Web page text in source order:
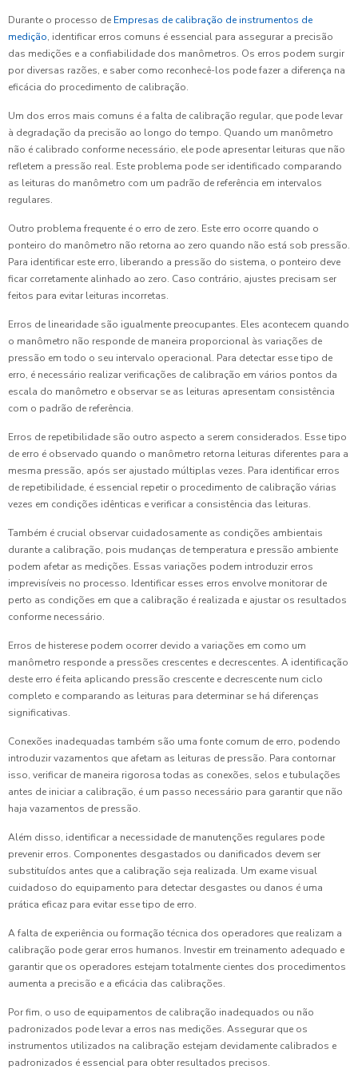
Durante o processo de Empresas de calibração de instrumentos de
medição, identificar erros comuns é essencial para assegurar a precisão
das medições e a confiabilidade dos manômetros. Os erros podem surgir
por diversas razões, e saber como reconhecê-los pode fazer a diferença na
eficácia do procedimento de calibração.
Um dos erros mais comuns é a falta de calibração regular, que pode levar
à degradação da precisão ao longo do tempo. Quando um manômetro
não é calibrado conforme necessário, ele pode apresentar leituras que não
refletem a pressão real. Este problema pode ser identificado comparando
as leituras do manômetro com um padrão de referência em intervalos
regulares.
Outro problema frequente é o erro de zero. Este erro ocorre quando o
ponteiro do manômetro não retorna ao zero quando não está sob pressão.
Para identificar este erro, liberando a pressão do sistema, o ponteiro deve
ficar corretamente alinhado ao zero. Caso contrário, ajustes precisam ser
feitos para evitar leituras incorretas.
Erros de linearidade são igualmente preocupantes. Eles acontecem quando
o manômetro não responde de maneira proporcional às variações de
pressão em todo o seu intervalo operacional. Para detectar esse tipo de
erro, é necessário realizar verificações de calibração em vários pontos da
escala do manômetro e observar se as leituras apresentam consistência
com o padrão de referência.
Erros de repetibilidade são outro aspecto a serem considerados. Esse tipo
de erro é observado quando o manômetro retorna leituras diferentes para a
mesma pressão, após ser ajustado múltiplas vezes. Para identificar erros
de repetibilidade, é essencial repetir o procedimento de calibração várias
vezes em condições idênticas e verificar a consistência das leituras.
Também é crucial observar cuidadosamente as condições ambientais
durante a calibração, pois mudanças de temperatura e pressão ambiente
podem afetar as medições. Essas variações podem introduzir erros
imprevisíveis no processo. Identificar esses erros envolve monitorar de
perto as condições em que a calibração é realizada e ajustar os resultados
conforme necessário.
Erros de histerese podem ocorrer devido a variações em como um
manômetro responde a pressões crescentes e decrescentes. A identificação
deste erro é feita aplicando pressão crescente e decrescente num ciclo
completo e comparando as leituras para determinar se há diferenças
significativas.
Conexões inadequadas também são uma fonte comum de erro, podendo
introduzir vazamentos que afetam as leituras de pressão. Para contornar
isso, verificar de maneira rigorosa todas as conexões, selos e tubulações
antes de iniciar a calibração, é um passo necessário para garantir que não
haja vazamentos de pressão.
Além disso, identificar a necessidade de manutenções regulares pode
prevenir erros. Componentes desgastados ou danificados devem ser
substituídos antes que a calibração seja realizada. Um exame visual
cuidadoso do equipamento para detectar desgastes ou danos é uma
prática eficaz para evitar esse tipo de erro.
A falta de experiência ou formação técnica dos operadores que realizam a
calibração pode gerar erros humanos. Investir em treinamento adequado e
garantir que os operadores estejam totalmente cientes dos procedimentos
aumenta a precisão e a eficácia das calibrações.
Por fim, o uso de equipamentos de calibração inadequados ou não
padronizados pode levar a erros nas medições. Assegurar que os
instrumentos utilizados na calibração estejam devidamente calibrados e
padronizados é essencial para obter resultados precisos.